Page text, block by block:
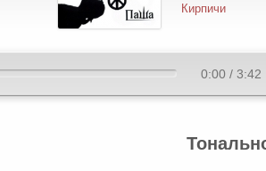
Кирпичи
0:00 / 3:42